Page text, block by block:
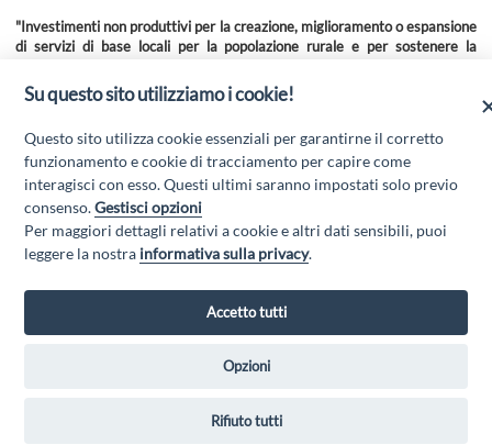
"Investimenti non produttivi per la creazione, miglioramento o espansione
di servizi di base locali per la popolazione rurale e per sostenere la
Per tutte le informazioni e per scaricare l'allegato entrare nella sezione
AVVISI E BANDI/ESITIdel presente sito web.
Privacy Policy|
Su questo sito utilizziamo i cookie!
Questo sito utilizza cookie essenziali per garantirne il corretto
funzionamento e cookie di tracciamento per capire come
interagisci con esso. Questi ultimi saranno impostati solo previo
consenso.Gestisci opzioni
Per maggiori dettagli relativi a cookie e altri dati sensibili, puoi
leggere la nostra informativa sulla privacy.
Accetto tutti
Opzioni
Rifiuto tutti